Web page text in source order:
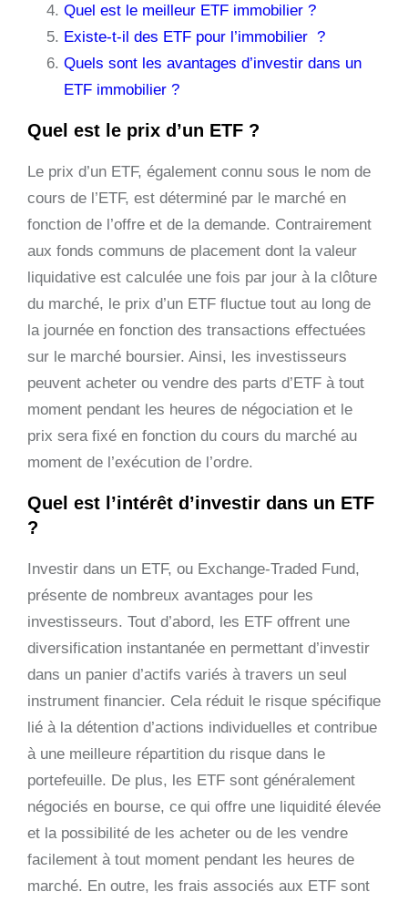
Quel est le meilleur ETF immobilier ?
Existe-t-il des ETF pour l’immobilier ?
Quels sont les avantages d’investir dans un
ETF immobilier ?
Quel est le prix d’un ETF ?
Le prix d’un ETF, également connu sous le nom de
cours de l’ETF, est déterminé par le marché en
fonction de l’offre et de la demande. Contrairement
aux fonds communs de placement dont la valeur
liquidative est calculée une fois par jour à la clôture
du marché, le prix d’un ETF fluctue tout au long de
la journée en fonction des transactions effectuées
sur le marché boursier. Ainsi, les investisseurs
peuvent acheter ou vendre des parts d’ETF à tout
moment pendant les heures de négociation et le
prix sera fixé en fonction du cours du marché au
moment de l’exécution de l’ordre.
Quel est l’intérêt d’investir dans un ETF
?
Investir dans un ETF, ou Exchange-Traded Fund,
présente de nombreux avantages pour les
investisseurs. Tout d’abord, les ETF offrent une
diversification instantanée en permettant d’investir
dans un panier d’actifs variés à travers un seul
instrument financier. Cela réduit le risque spécifique
lié à la détention d’actions individuelles et contribue
à une meilleure répartition du risque dans le
portefeuille. De plus, les ETF sont généralement
négociés en bourse, ce qui offre une liquidité élevée
et la possibilité de les acheter ou de les vendre
facilement à tout moment pendant les heures de
marché. En outre, les frais associés aux ETF sont